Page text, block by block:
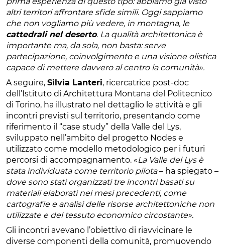
altri territori affrontare sfide simili. Oggi sappiamo
che non vogliamo più vedere, in montagna, le
cattedrali nel deserto. La qualità architettonica è
importante ma, da sola, non basta: serve
partecipazione, coinvolgimento e una visione olistica
capace di mettere davvero al centro la comunità».
A seguire, Silvia Lanteri, ricercatrice post-doc
dell’Istituto di Architettura Montana del Politecnico
di Torino, ha illustrato nel dettaglio le attività e gli
incontri previsti sul territorio, presentando come
riferimento il “case study” della Valle del Lys,
sviluppato nell’ambito del progetto Nodes e
utilizzato come modello metodologico per i futuri
percorsi di accompagnamento. «La Valle del Lys è
stata individuata come territorio pilota– ha spiegato –
dove sono stati organizzati tre incontri basati su
materiali elaborati nei mesi precedenti, come
cartografie e analisi delle risorse architettoniche non
utilizzate e del tessuto economico circostante».
Gli incontri avevano l’obiettivo di riavvicinare le
diverse componenti della comunità, promuovendo